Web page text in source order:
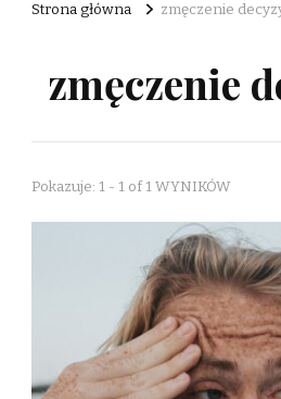
Strona główna zmęczenie
zmęczenie
Pokazuje: 1 - 1 of 1 WYNIKÓW